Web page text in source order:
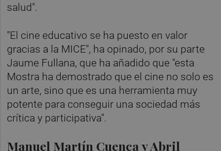
salud".
"El cine educativo se ha puesto en valor
gracias a la MICE", ha opinado, por su parte
Jaume Fullana, que ha añadido que "esta
Mostra ha demostrado que el cine no solo es
un arte, sino que es una herramienta muy
potente para conseguir una sociedad más
crítica y participativa".
Manuel Martín Cuenca y Abril